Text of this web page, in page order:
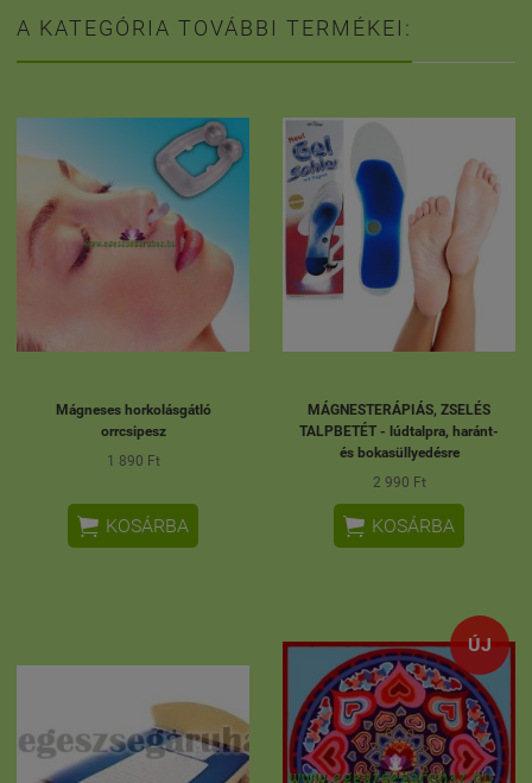
A KATEGÓRIA TOVÁBBI TERMÉKEI:
Mágneses horkolásgátló
orrcsipesz
1 890 Ft
 KOSÁRBA
MÁGNESTERÁPIÁS, ZSELÉS
TALPBETÉT - lúdtalpra, haránt-
és bokasüllyedésre
2 990 Ft
 KOSÁRBA
ÚJ